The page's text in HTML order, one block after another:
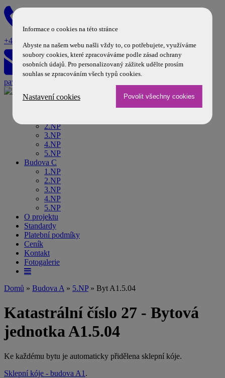
+420 602 167 046
pavla.kropacova@komfort.cz
2.NP
3.NP
4.NP
5.NP
Budova C
1.NP
2.NP
3.NP
4.NP
5.NP
O projektu
Standardy
Platební podmíky
Ceník
Kontakt
Fotogalerie
Domů » Budova A » 5.NP» Byt A1.5.04
Katastrální číslo 27 - Bytová
jednotka A1.5.04
Ke každému bytu je automaticky přidělena sklepní kóje.
Sklepní kóje - budova A1 .
Informace o cookies na této stránce
Abyste na našem webu našli vždy to, co potřebujete, využíváme
soubory cookies, které zpracováváme podle zásad ochrany
osobních údajů. Pro personalizovaný zážitek udělte prosím
souhlas se zpracováním všech typů cookies.
Nastavení cookies